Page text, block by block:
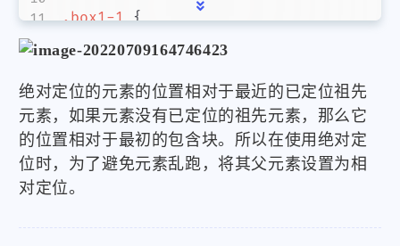
.box1-1 {
top : 0;
bottom : 0;
left: 0;
right: 0 ;
margin: auto;
background-color: blue;
绝对定位的元素的位置相对于最近的已定位祖先
元素，如果元素没有已定位的祖先元素，那么它
的位置相对于最初的包含块。所以在使用绝对定
位时，为了避免元素乱跑，将其父元素设置为相
对定位。